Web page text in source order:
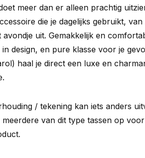
meer dan er alleen prachtig
die je dagelijks gebruikt,
uit. Gemakkelijk en
design, en pure klasse voor je
haal je direct een luxe en
/ tekening kan iets anders
meerdere van dit type tassen op